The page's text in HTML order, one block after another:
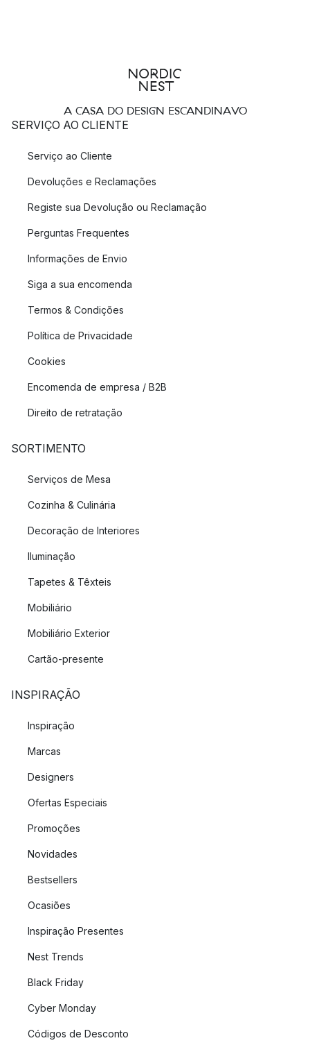
A CASA DO DESIGN ESCANDINAVO
SERVIÇO AO CLIENTE
Serviço ao Cliente
Devoluções e Reclamações
Registe sua Devolução ou Reclamação
Perguntas Frequentes
Informações de Envio
Siga a sua encomenda
Termos & Condições
Política de Privacidade
Cookies
Encomenda de empresa / B2B
Direito de retratação
SORTIMENTO
Serviços de Mesa
Cozinha & Culinária
Decoração de Interiores
Iluminação
Tapetes & Têxteis
Mobiliário
Mobiliário Exterior
Cartão-presente
INSPIRAÇÃO
Inspiração
Marcas
Designers
Ofertas Especiais
Promoções
Novidades
Bestsellers
Ocasiões
Inspiração Presentes
Nest Trends
Black Friday
Cyber Monday
Códigos de Desconto